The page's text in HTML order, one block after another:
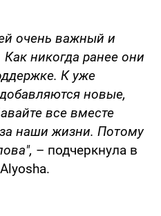
очень важный и
никогда ранее они
К уже
новые,
все вместе
наши жизни. Потому
– подчеркнула в